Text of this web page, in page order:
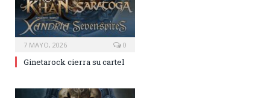
7 MAYO, 2026 0
Ginetarock cierra su cartel